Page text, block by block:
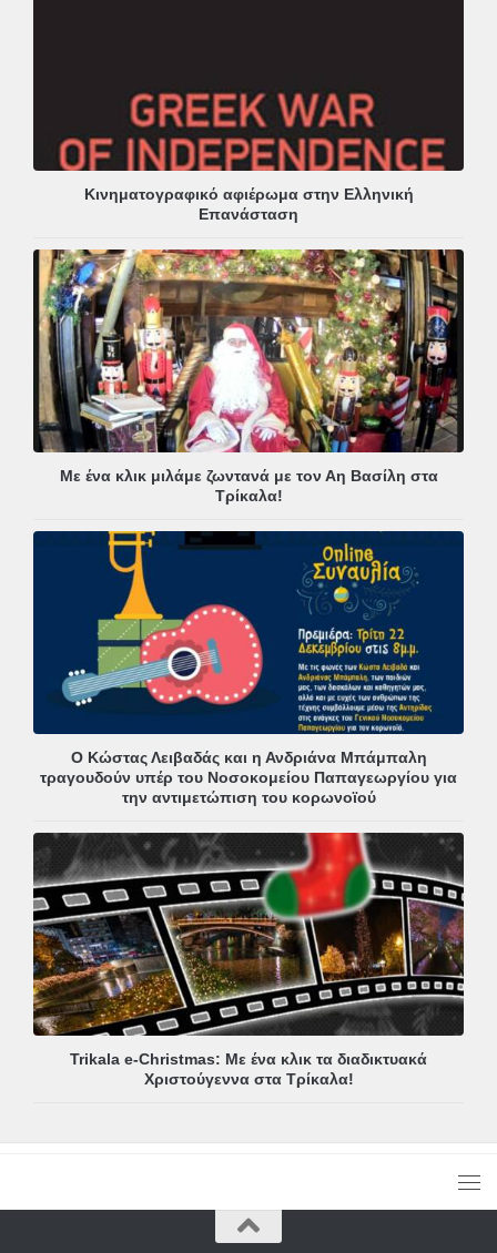
Κινηματογραφικό αφιέρωμα στην Ελληνική
Επανάσταση
Με ένα κλικ μιλάμε ζωντανά με τον Αη Βασίλη στα
Τρίκαλα!
Ο Κώστας Λειβαδάς και η Ανδριάνα Μπάμπαλη
τραγουδούν υπέρ του Νοσοκομείου Παπαγεωργίου για
την αντιμετώπιση του κορωνοϊού
Trikala e-Christmas: Με ένα κλικ τα διαδικτυακά
Χριστούγεννα στα Τρίκαλα!